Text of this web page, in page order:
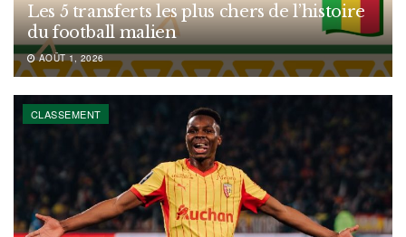
Les 5 transferts les plus chers de l’histoire
du football malien
AOÛT 1, 2026
CLASSEMENT